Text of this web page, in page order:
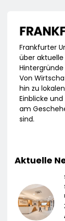
Frankfurter
über
Von
hin zu
Einblicke
am
sind.
Aktuelle